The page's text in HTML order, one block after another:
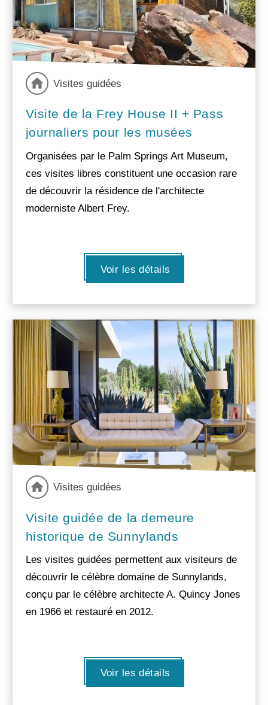
Visites guidées
Visite de la Frey House II + Pass
journaliers pour les musées
Organisées par le Palm Springs Art Museum,
ces visites libres constituent une occasion rare
de découvrir la résidence de l'architecte
moderniste Albert Frey.
Voir les détails
Visites guidées
Visite guidée de la demeure
historique de Sunnylands
Les visites guidées permettent aux visiteurs de
découvrir le célèbre domaine de Sunnylands,
conçu par le célèbre architecte A. Quincy Jones
en 1966 et restauré en 2012.
Voir les détails